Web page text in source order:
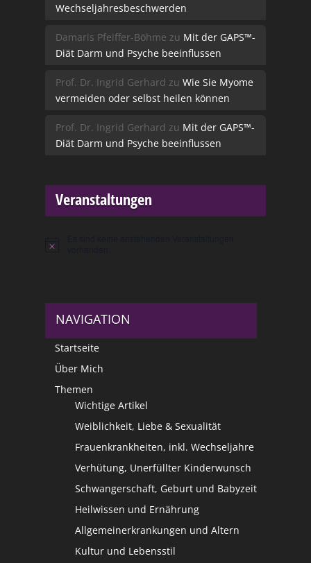
Wechseljahresbeschwerden
Damaris Pfeiffer-Böhme zu Mit der GAPS™-
Diät Darm und Psyche beeinflussen
Prof. Dr. Ingrid Gerhard zu Wie Sie Myome
vermeiden oder selbst heilen können
Prof. Dr. Ingrid Gerhard zu Mit der GAPS™-
Diät Darm und Psyche beeinflussen
Veranstaltungen
Hinweis
NAVIGATION
Startseite
Über Mich
Themen
Wichtige Artikel
Weiblichkeit, Liebe & Sexualität
Frauenkrankheiten, inkl. Wechseljahre
Verhütung, Unerfüllter Kinderwunsch
Schwangerschaft, Geburt und Babyzeit
Heilwissen und Ernährung
Allgemeinerkrankungen und Altern
Kultur und Lebensstil